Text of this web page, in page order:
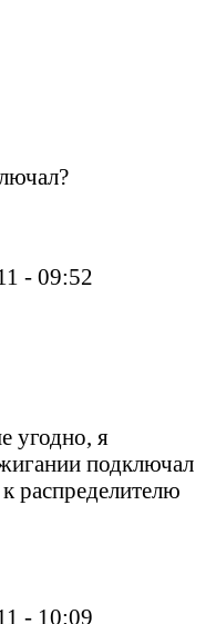
- 09:52
угодно, я
подключал
распределителю
- 10:09